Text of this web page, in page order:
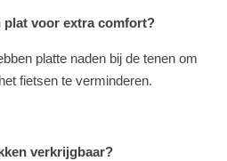
plat voor extra comfort?
platte naden bij de tenen om
fietsen te verminderen.
verkrijgbaar?